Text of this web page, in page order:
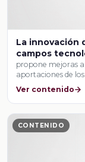
La innovación
campos
propone mejoras
aportaciones de
Ver contenido
CONTENIDO